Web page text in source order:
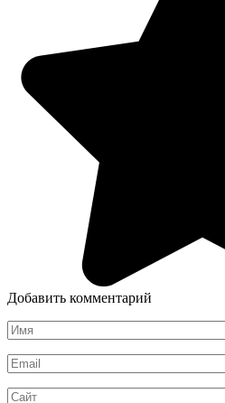
Добавить комментарий
Имя
*
Email
*
Сайт